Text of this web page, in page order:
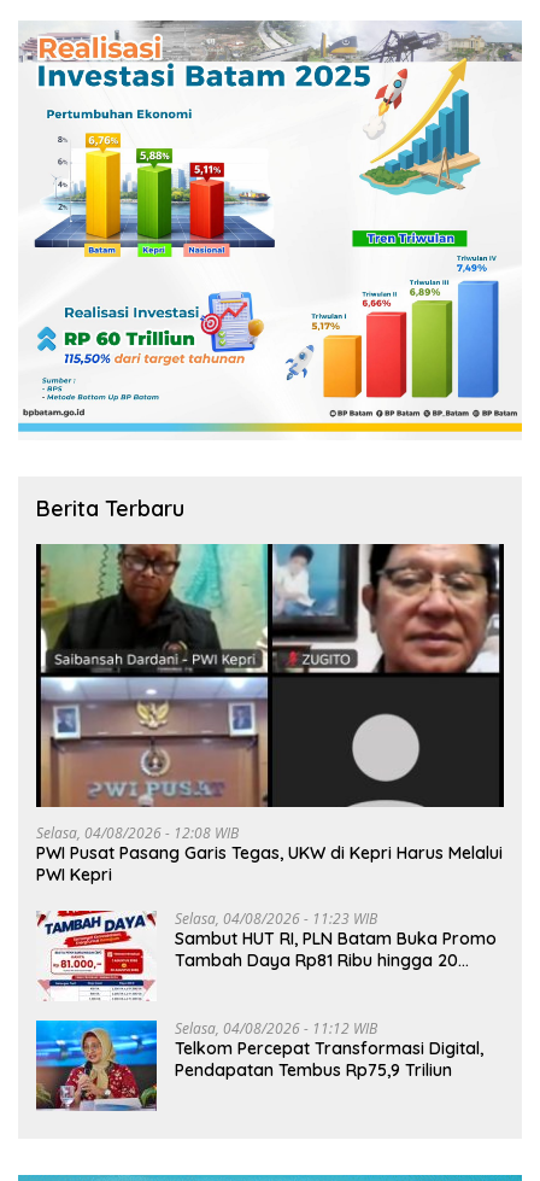
Berita Terbaru
Selasa, 04/08/2026 - 12:08 WIB
PWI Pusat Pasang Garis Tegas, UKW di Kepri Harus Melalui
PWI Kepri
Selasa, 04/08/2026 - 11:23 WIB
Sambut HUT RI, PLN Batam Buka Promo
Tambah Daya Rp81 Ribu hingga 20
Selasa, 04/08/2026 - 11:12 WIB
Telkom Percepat Transformasi Digital,
Pendapatan Tembus Rp75,9 Triliun